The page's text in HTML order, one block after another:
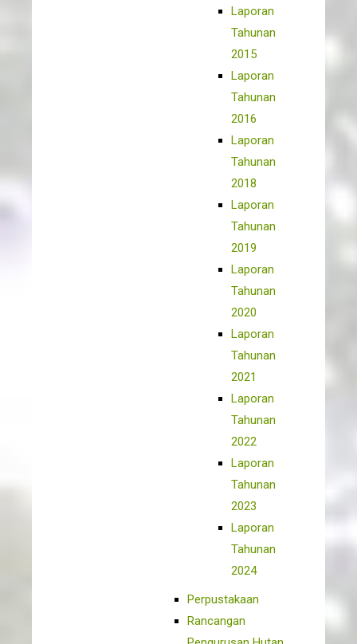
Laporan
Tahunan
2015
Laporan
Tahunan
2016
Laporan
Tahunan
2018
Laporan
Tahunan
2019
Laporan
Tahunan
2020
Laporan
Tahunan
2021
Laporan
Tahunan
2022
Laporan
Tahunan
2023
Laporan
Tahunan
2024
Perpustakaan
Rancangan